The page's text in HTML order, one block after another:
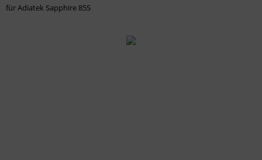
für Adiatek Sapphire 85S